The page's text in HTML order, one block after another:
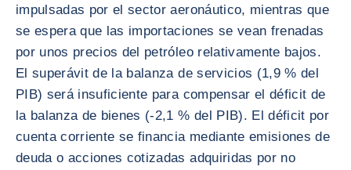
impulsadas por el sector aeronáutico, mientras que
se espera que las importaciones se vean frenadas
por unos precios del petróleo relativamente bajos.
El superávit de la balanza de servicios (1,9 % del
PIB) será insuficiente para compensar el déficit de
la balanza de bienes (-2,1 % del PIB). El déficit por
cuenta corriente se financia mediante emisiones de
deuda o acciones cotizadas adquiridas por no